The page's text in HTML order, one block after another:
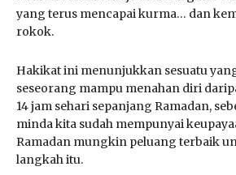
yang terus mencapai kurma… dan
rokok.
Hakikat ini menunjukkan sesuatu
seseorang mampu menahan diri
14 jam sehari sepanjang Ramadan,
minda kita sudah mempunyai
Ramadan mungkin peluang terbaik
langkah itu.